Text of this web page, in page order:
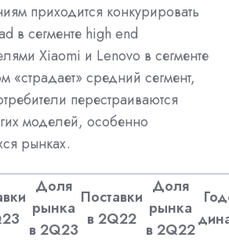
приходится конкурировать
в сегменте high end
Xiaomi и Lenovo в сегменте
«страдает» средний сегмент,
перестраиваются
моделей, особенно
рынках.
Доля
рынка
в 2Q23
Поставки
в 2Q22
Доля
рынка
в 2Q22